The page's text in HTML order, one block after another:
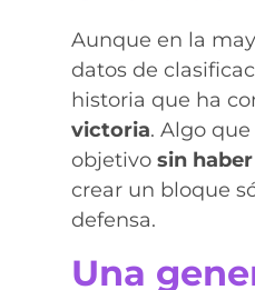
Aunque en la
datos de
historia que ha
victoria. Algo
objetivo sin
crear un bloque
defensa.
Una